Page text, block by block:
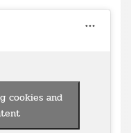
cookies and